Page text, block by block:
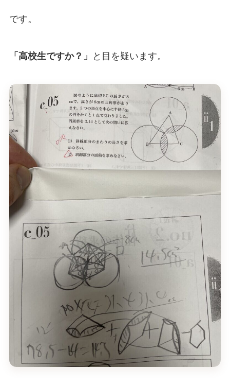
です。
「高校生ですか？」 と目を疑います。